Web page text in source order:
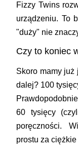
Fizzy Twins
urządzeniu. To
"duży" nie
Czy to koniec
Skoro mamy już
dalej? 100
60 tysięcy
poręczności.
prostu za